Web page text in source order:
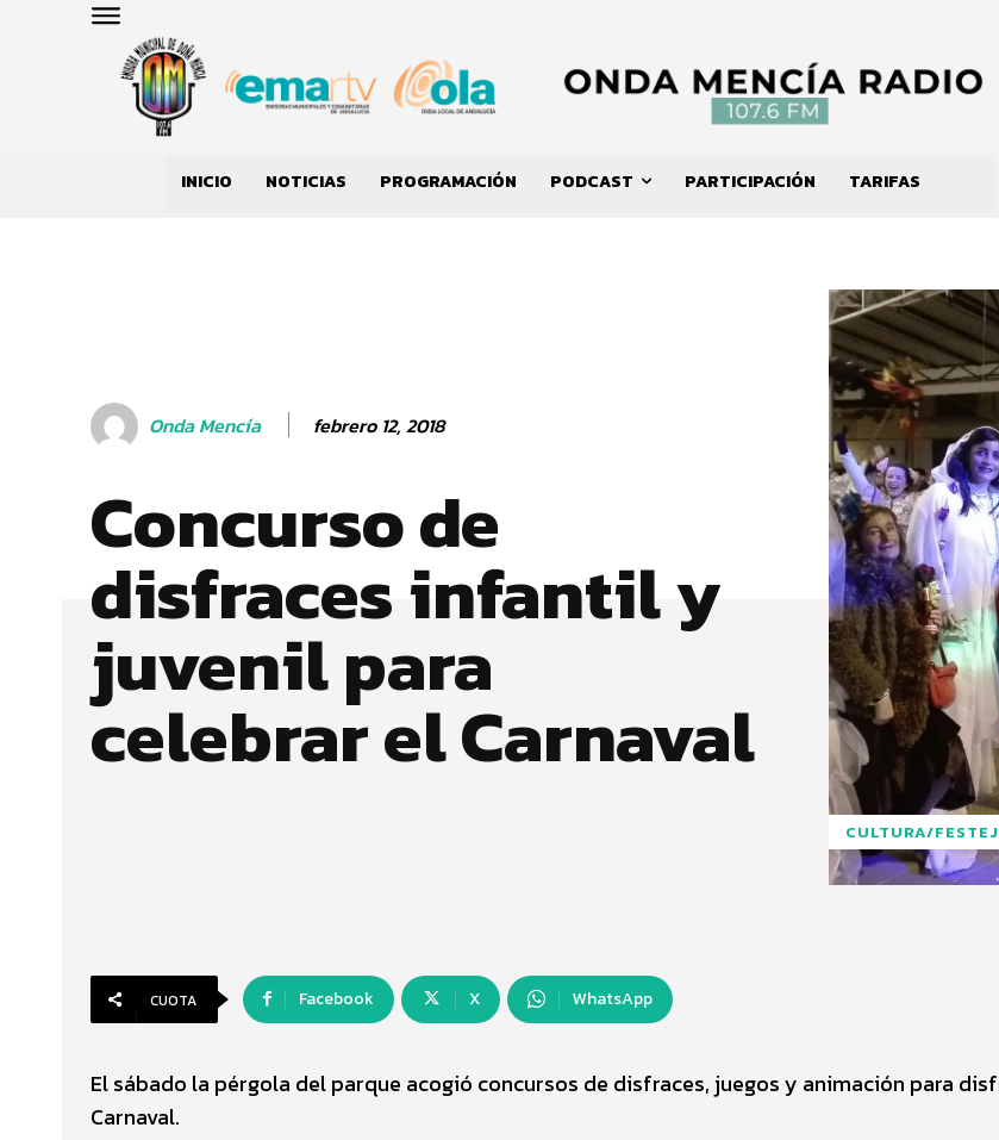
INICIO NOTICIAS PROGRAMACIÓN PODCAST PARTICIPACIÓN TARIFAS
Onda Mencía febrero 12, 2018
Concurso de
disfraces infantil y
juvenil para
celebrar el Carnaval
CULTURA/
CUOTA Facebook X WhatsApp
El sábado la pérgola del parque acogió concursos de disfraces, juegos y animación para
Carnaval.